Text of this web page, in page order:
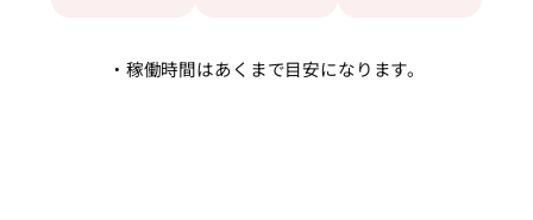
・稼働時間はあくまで目安になります。